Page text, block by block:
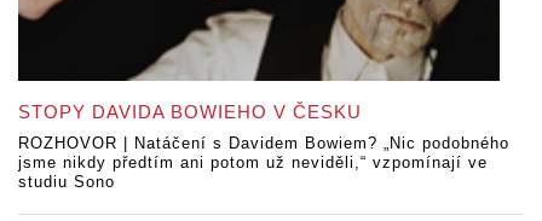
STOPY DAVIDA BOWIEHO V ČESKU
ROZHOVOR | Natáčení s Davidem Bowiem? „Nic podobného
jsme nikdy předtím ani potom už neviděli,“ vzpomínají ve
studiu Sono